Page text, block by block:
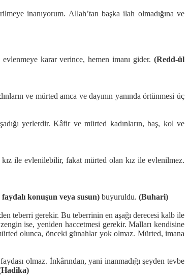
inanıyorum. Allah’tan başka ilah olmadığına ve
karar verince, hemen imanı gider. (Redd-ül
ve mürted amca ve dayının yanında örtünmesi üç
yerlerdir. Kâfir ve mürted kadınların, baş, kol ve
ile evlenilebilir, fakat mürted olan kız ile evlenilmez.
faydalı konuşun veya susun) buyuruldu. (Buhari)
teberri gerekir. Bu teberrinin en aşağı derecesi kalb ile
ise, yeniden haccetmesi gerekir. Malları kendisine
olunca, önceki günahlar yok olmaz. Mürted, imana
olmaz. İnkârından, yani inanmadığı şeyden tevbe